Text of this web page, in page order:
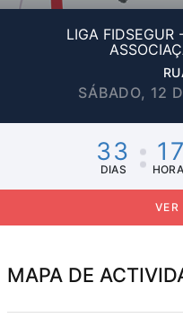
LIGA FIDSEGUR
SÁBADO, 12
33
DIAS
17
VER
MAPA DE